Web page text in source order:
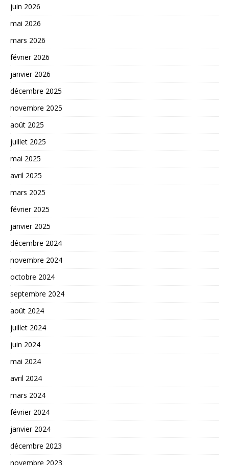
juin 2026
mai 2026
mars 2026
février 2026
janvier 2026
décembre 2025
novembre 2025
août 2025
juillet 2025
mai 2025
avril 2025
mars 2025
février 2025
janvier 2025
décembre 2024
novembre 2024
octobre 2024
septembre 2024
août 2024
juillet 2024
juin 2024
mai 2024
avril 2024
mars 2024
février 2024
janvier 2024
décembre 2023
novembre 2023